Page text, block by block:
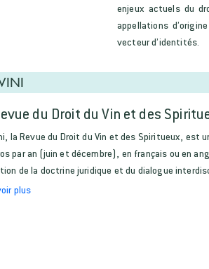
enjeux actuels du
appellations
vecteur d’identités.
du Droit du Vin et des
la Revue du Droit du Vin et des Spiritueux, est
par an (juin et décembre), en français ou en
de la doctrine juridique et du dialogue
plus